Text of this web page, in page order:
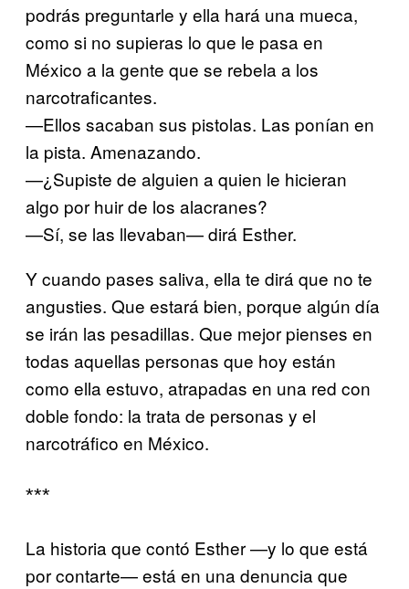
podrás preguntarle y ella hará una mueca,
como si no supieras lo que le pasa en
México a la gente que se rebela a los
narcotraficantes.
—Ellos sacaban sus pistolas. Las ponían en
la pista. Amenazando.
—¿Supiste de alguien a quien le hicieran
algo por huir de los alacranes?
—Sí, se las llevaban— dirá Esther.
Y cuando pases saliva, ella te dirá que no te
angusties. Que estará bien, porque algún día
se irán las pesadillas. Que mejor pienses en
todas aquellas personas que hoy están
como ella estuvo, atrapadas en una red con
doble fondo: la trata de personas y el
narcotráfico en México.
***
La historia que contó Esther —y lo que está
por contarte— está en una denuncia que